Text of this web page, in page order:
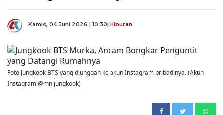
Kamis, 04 Juni 2026 | 10:30| Hiburan
Foto Jungkook BTS yang diunggah ke akun Instagram pribadinya. (Akun
Instagram @mnijungkook)